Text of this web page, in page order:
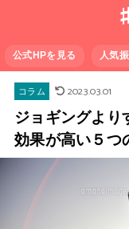
公式HPを見る 人気
コラム
2023.03.01
ジョギングより
効果が高い５つ